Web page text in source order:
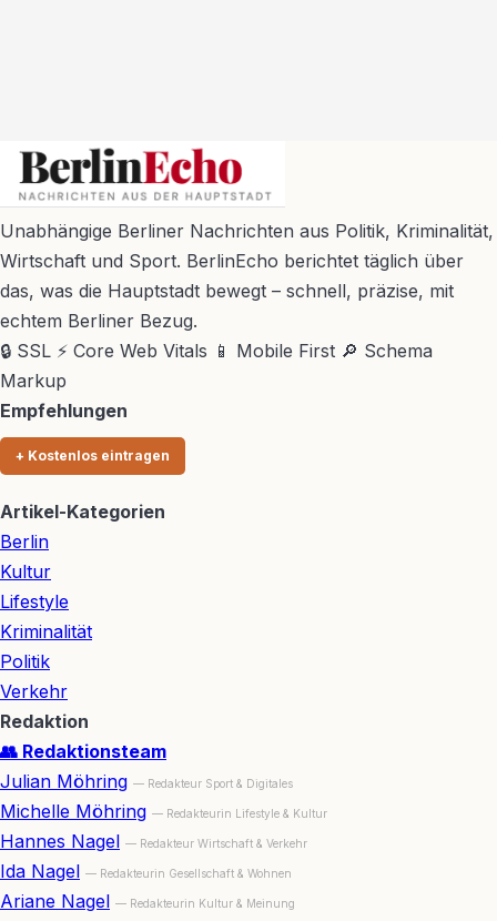
BerlinEcho – Zur Startseite
Unabhängige Berliner Nachrichten aus Politik, Kriminalität,
Wirtschaft und Sport. BerlinEcho berichtet täglich über
das, was die Hauptstadt bewegt – schnell, präzise, mit
echtem Berliner Bezug.
🔒 SSL ⚡ Core Web Vitals 📱 Mobile First 🔎 Schema
Markup
Empfehlungen
+ Kostenlos eintragen
Artikel-Kategorien
Berlin
Kultur
Lifestyle
Kriminalität
Politik
Verkehr
Redaktion
👥 Redaktionsteam
Julian Möhring — Redakteur Sport & Digitales
Michelle Möhring — Redakteurin Lifestyle & Kultur
Hannes Nagel — Redakteur Wirtschaft & Verkehr
Ida Nagel — Redakteurin Gesellschaft & Wohnen
Ariane Nagel — Redakteurin Kultur & Meinung